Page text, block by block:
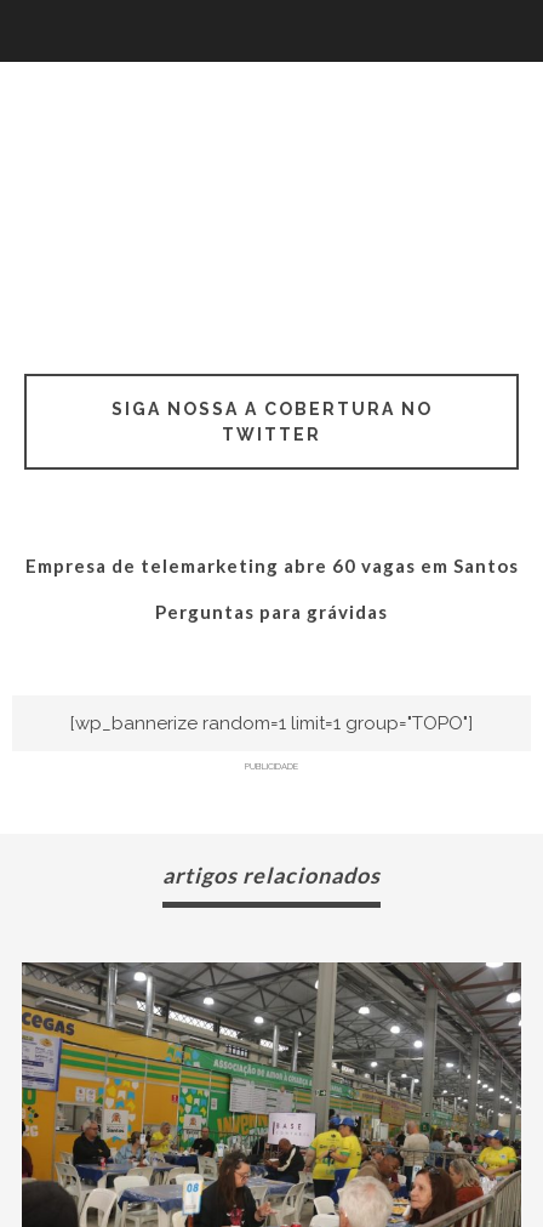
SIGA NOSSA A COBERTURA NO
TWITTER
Empresa de telemarketing abre 60 vagas em Santos
Perguntas para grávidas
[wp_bannerize random=1 limit=1 group="TOPO"]
PUBLICIDADE
artigos relacionados